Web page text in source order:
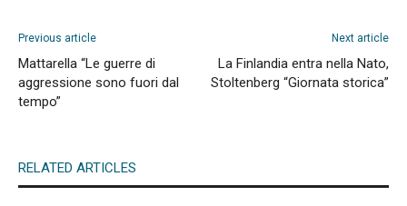
Previous article
Mattarella “Le guerre di
aggressione sono fuori dal
tempo”
Next article
La Finlandia entra nella Nato,
Stoltenberg “Giornata storica”
RELATED ARTICLES